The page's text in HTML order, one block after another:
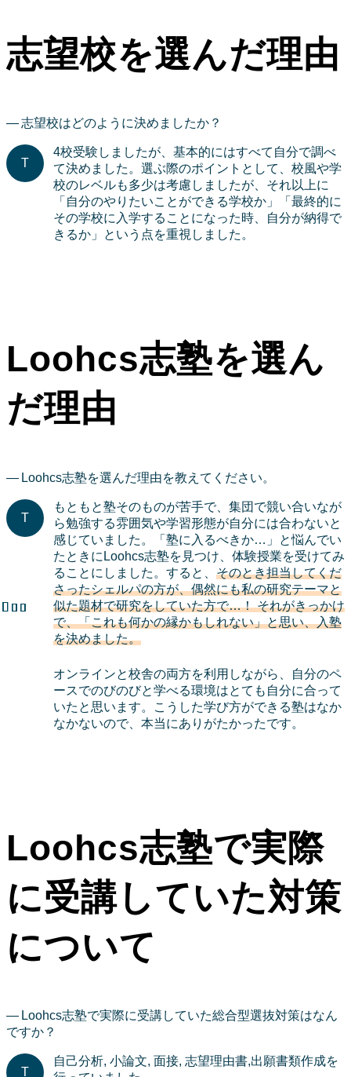
志望校を選んだ理由
志望校はどのように決めましたか？
4校受験しましたが、基本的にはすべて自分で調べ
て決めました。選ぶ際のポイントとして、校風や学
校のレベルも多少は考慮しましたが、それ以上に
「自分のやりたいことができる学校か」「最終的に
その学校に入学することになった時、自分が納得で
きるか」という点を重視しました。
Loohcs志塾を選ん
だ理由
Loohcs志塾を選んだ理由を教えてください。
もともと塾そのものが苦手で、集団で競い合いなが
ら勉強する雰囲気や学習形態が自分には合わないと
感じていました。「塾に入るべきか…」と悩んでい
たときにLoohcs志塾を見つけ、体験授業を受けてみ
ることにしました。すると、 そのとき担当してくだ
さったシェルパの方が、偶然にも私の研究テーマと
似た題材で研究をしていた方で…！ それがきっかけ
で、「これも何かの縁かもしれない」と思い、入塾
を決めました。
オンラインと校舎の両方を利用しながら、自分のペ
ースでのびのびと学べる環境はとても自分に合って
いたと思います。こうした学び方ができる塾はなか
なかないので、本当にありがたかったです。
Loohcs志塾で実際
に受講していた対策
について
Loohcs志塾で実際に受講していた総合型選抜対策はなん
ですか？
自己分析, 小論文, 面接, 志望理由書,出願書類作成を